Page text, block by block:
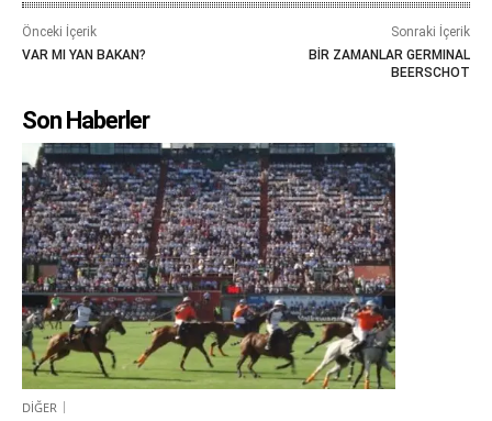
Önceki İçerik
VAR MI YAN BAKAN?
Sonraki İçerik
BİR ZAMANLAR GERMINAL
BEERSCHOT
Son Haberler
DİĞER